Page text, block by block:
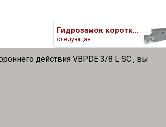
Гидрозамок короткий двусторонн
следующая
действия VBPDE 3/8 L SC , вы